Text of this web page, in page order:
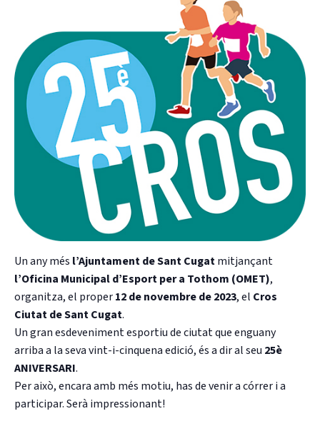
Un any més l’Ajuntament de Sant Cugatmitjançant
l’Oficina Municipal d’Esport per a Tothom (OMET),
organitza, el proper12 de novembre de 2023, el Cros
Ciutat de Sant Cugat.
Un gran esdeveniment esportiu de ciutat que enguany
arriba a la seva vint-i-cinquena edició, és a dir al seu 25è
ANIVERSARI.
Per això, encara amb més motiu, has de venir a córrer i a
participar. Serà impressionant!
FORMACIÓ
CASES DE COLÒNIES
ACCIÓ SOCIAL I JOVES
ESPLAIS
SUPORT TERCER SECTOR